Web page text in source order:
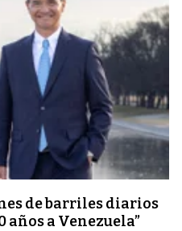
de barriles diarios
años a Venezuela”